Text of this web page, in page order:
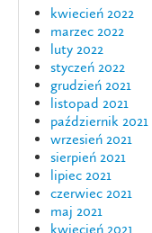
kwiecień 2022
marzec 2022
luty 2022
styczeń 2022
grudzień 2021
listopad 2021
październik 2021
wrzesień 2021
sierpień 2021
lipiec 2021
czerwiec 2021
maj 2021
kwiecień 2021